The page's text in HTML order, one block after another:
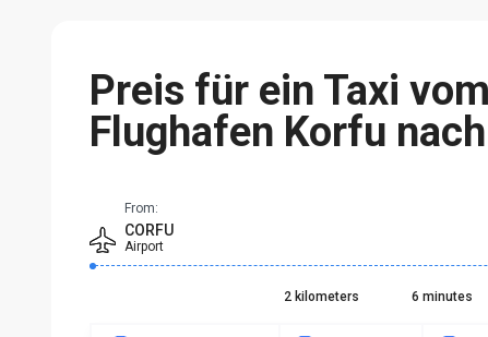
Preis für ein Taxi vom
Flughafen Korfu
From:
CORFU
Airport
2 kilometers 6 minutes